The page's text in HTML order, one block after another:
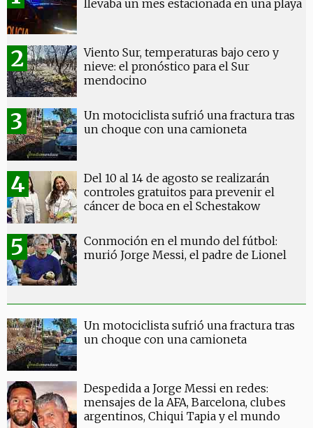
llevaba un mes estacionada en una playa
Viento Sur, temperaturas bajo cero y
nieve: el pronóstico para el Sur
mendocino
Un motociclista sufrió una fractura tras
un choque con una camioneta
Del 10 al 14 de agosto se realizarán
controles gratuitos para prevenir el
cáncer de boca en el Schestakow
Conmoción en el mundo del fútbol:
murió Jorge Messi, el padre de Lionel
Un motociclista sufrió una fractura tras
un choque con una camioneta
Despedida a Jorge Messi en redes:
mensajes de la AFA, Barcelona, clubes
argentinos, Chiqui Tapia y el mundo